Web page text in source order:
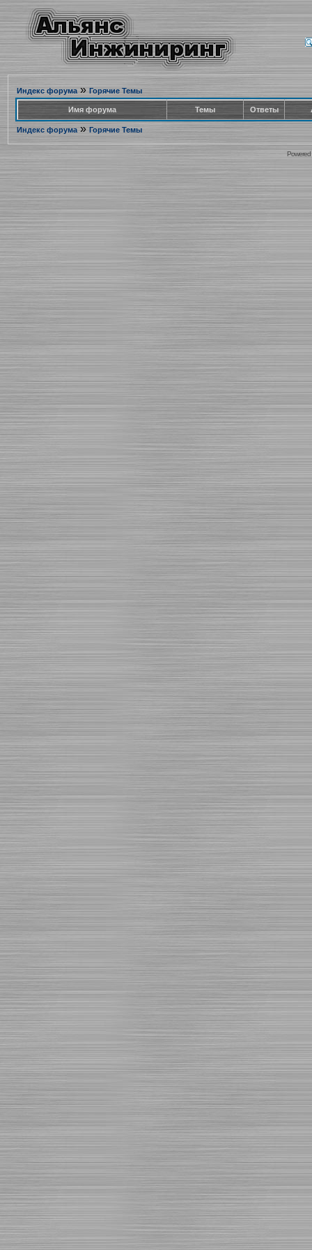
Индекс форума» Горячие Темы
Имя форума Темы Ответы
Индекс форума» Горячие Темы